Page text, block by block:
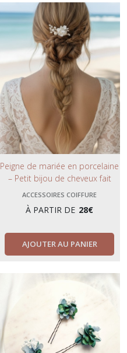
Peigne de mariée en porcelaine
– Petit bijou de cheveux fait
main pour coiffure de mariage
ACCESSOIRES COIFFURE
À PARTIR DE 28€
AJOUTER AU PANIER